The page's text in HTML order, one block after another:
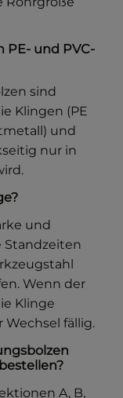
PE- und PVC-
sind
Klingen (PE
und
nur in
und
Standzeiten
Wenn der
Klinge
fällig.
A, B,